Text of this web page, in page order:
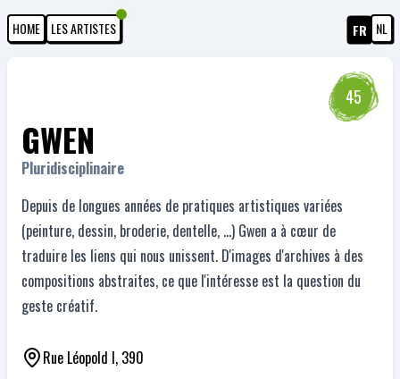
HOME LES ARTISTES FR NL
45
GWEN
Pluridisciplinaire
Depuis de longues années de pratiques artistiques variées
(peinture, dessin, broderie, dentelle, ...) Gwen a à cœur de
traduire les liens qui nous unissent. D'images d'archives à des
compositions abstraites, ce que l'intéresse est la question du
geste créatif.
Rue Léopold I, 390